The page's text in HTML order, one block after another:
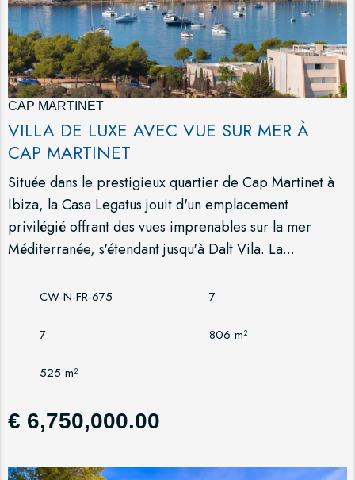
CAP MARTINET
VILLA DE LUXE AVEC VUE SUR MER À
CAP MARTINET
Située dans le prestigieux quartier de Cap Martinet à
Ibiza, la Casa Legatus jouit d'un emplacement
privilégié offrant des vues imprenables sur la mer
Méditerranée, s'étendant jusqu'à Dalt Vila. La...
CW-N-FR-675 7
7 806 m²
525 m²
€ 6,750,000.00